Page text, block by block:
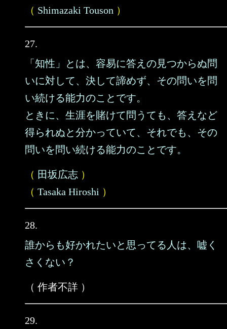
（ Shimazaki Touson ）
27.
「知性」とは、容易に答えの見つからぬ問
いに対して、決して諦めず、その問いを問
い続ける能力のことです。
ときに、生涯を賭けて問うても、答えなど
得られぬと分かっていて、それでも、その
問いを問い続ける能力のことです。
（ 田坂広志 ）
（ Tasaka Hiroshi ）
28.
誰からも好かれたいと思ってる人は、嘘く
さくない？
（ 作者不詳 ）
29.